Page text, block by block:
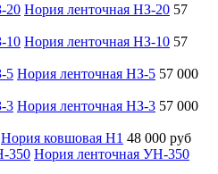
Нория ленточная НЗ-20 57
Нория ленточная НЗ-10 57
Нория ленточная НЗ-5 57 000
Нория ленточная НЗ-3 57 000
Нория ковшовая Н1 48 000 руб
Нория ленточная УН-350